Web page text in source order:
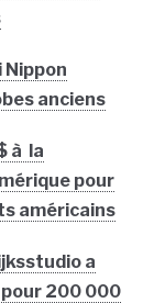
Nippon
anciens
à la
pour
américains
a
200 000